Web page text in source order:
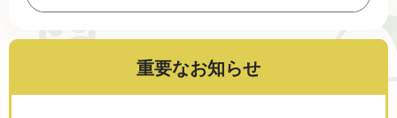
重要なお知らせ